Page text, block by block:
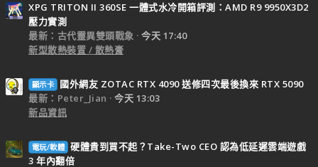
XPG TRITON II 360SE 一體式水冷開箱評測：AMD R9 9950X3D2
壓力實測
最新：古代靈異雙頭戰象
今天 17:40
新型散熱裝置 / 散熱膏
顯示卡
國外網友 ZOTAC RTX 4090 送修四次最後換來 RTX 5090
最新：Peter_Jian
今天 13:03
新品資訊
電玩/軟體 硬體貴到買不起？Take-Two CEO 認為低延遲雲端遊戲
3 年內翻倍